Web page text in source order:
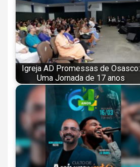
Igreja AD Promessas de Osasco:
Uma Jornada de 17 anos